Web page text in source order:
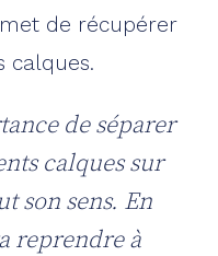
de récupérer
calques.
de séparer
calques sur
son sens. En
reprendre à